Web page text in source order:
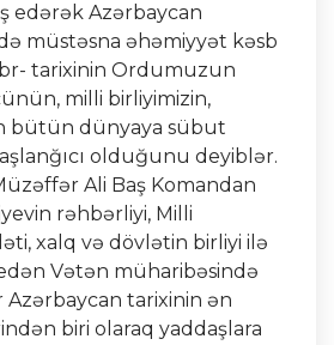
edərək Azərbaycan
müstəsna əhəmiyyət kəsb
tarixinin Ordumuzun
milli birliyimizin,
bütün dünyaya sübut
olduğunu deyiblər.
Ali Baş Komandan
rəhbərliyi, Milli
xalq və dövlətin birliyi ilə
Vətən müharibəsində
Azərbaycan tarixinin ən
biri olaraq yaddaşlara